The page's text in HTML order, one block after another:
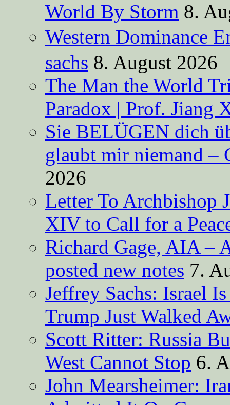
World By Storm 8.
Western Dominance
sachs 8. August 2026
The Man the World
Paradox | Prof. Jiang
Sie BELÜGEN dich
glaubt mir niemand –
2026
Letter To Archbishop
XIV to Call for a
Richard Gage, AIA –
posted new notes 7.
Jeffrey Sachs: Israel
Trump Just Walked
Scott Ritter: Russia
West Cannot Stop 6.
John Mearsheimer: